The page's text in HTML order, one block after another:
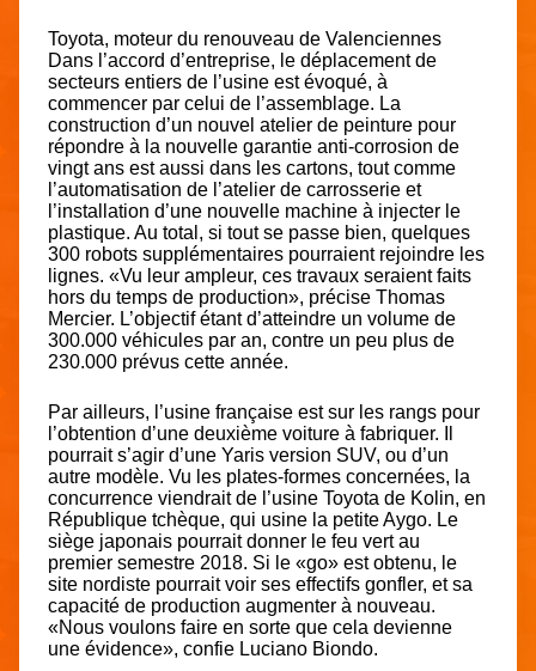
Toyota, moteur du renouveau de Valenciennes
Dans l’accord d’entreprise, le déplacement de
secteurs entiers de l’usine est évoqué, à
commencer par celui de l’assemblage. La
construction d’un nouvel atelier de peinture pour
répondre à la nouvelle garantie anti-corrosion de
vingt ans est aussi dans les cartons, tout comme
l’automatisation de l’atelier de carrosserie et
l’installation d’une nouvelle machine à injecter le
plastique. Au total, si tout se passe bien, quelques
300 robots supplémentaires pourraient rejoindre les
lignes. «Vu leur ampleur, ces travaux seraient faits
hors du temps de production», précise Thomas
Mercier. L’objectif étant d’atteindre un volume de
300.000 véhicules par an, contre un peu plus de
230.000 prévus cette année.
Par ailleurs, l’usine française est sur les rangs pour
l’obtention d’une deuxième voiture à fabriquer. Il
pourrait s’agir d’une Yaris version SUV, ou d’un
autre modèle. Vu les plates-formes concernées, la
concurrence viendrait de l’usine Toyota de Kolin, en
République tchèque, qui usine la petite Aygo. Le
siège japonais pourrait donner le feu vert au
premier semestre 2018. Si le «go» est obtenu, le
site nordiste pourrait voir ses effectifs gonfler, et sa
capacité de production augmenter à nouveau.
«Nous voulons faire en sorte que cela devienne
une évidence», confie Luciano Biondo.